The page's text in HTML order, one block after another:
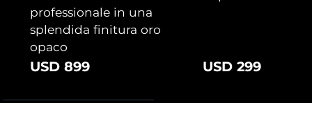
professionale in una
splendida finitura oro
opaco
USD 899 USD 299